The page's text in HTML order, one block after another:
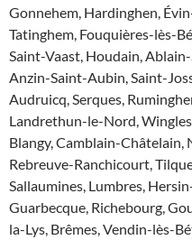
Gonnehem, Hardinghen,
Tatinghem, Fouquières-lès-
Saint-Vaast, Houdain,
Anzin-Saint-Aubin, Saint-
Audruicq, Serques,
Landrethun-le-Nord,
Blangy, Camblain-
Rebreuve-Ranchicourt,
Sallaumines, Lumbres,
Guarbecque, Richebourg,
la-Lys, Brêmes, Vendin-lès-